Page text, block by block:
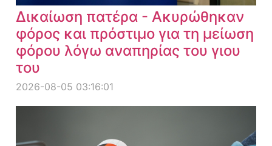
Δικαίωση πατέρα - Ακυρώθηκαν
φόρος και πρόστιμο για τη μείωση
φόρου λόγω αναπηρίας του γιου
του
2026-08-05 03:16:01